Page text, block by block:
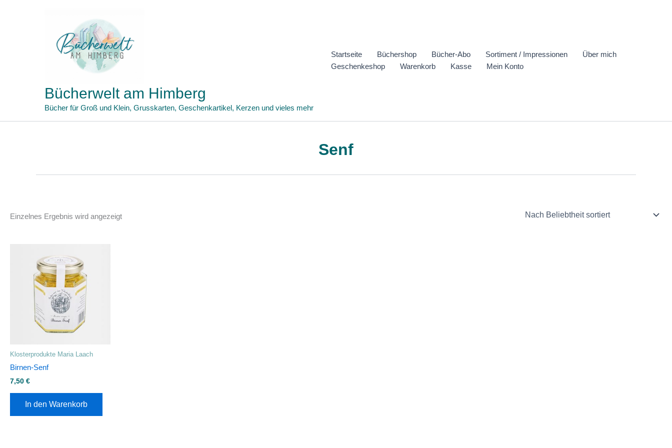
Bücherwelt am Himberg
Bücher für Groß und Klein, Grusskarten, Geschenkartikel, Kerzen und vieles mehr
Startseite Büchershop Bücher-Abo Sortiment / Impressionen
Über mich
Geschenkeshop
Warenkorb Kasse Mein Konto
Senf
Einzelnes Ergebnis wird angezeigt
Klosterprodukte Maria Laach
Birnen-Senf
7,50 €
In den Warenkorb